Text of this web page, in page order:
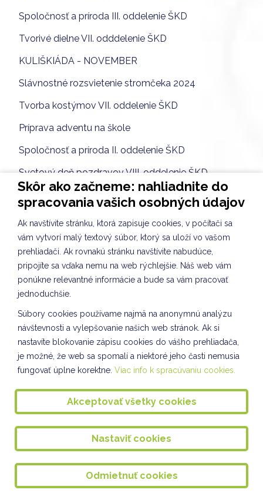
Spoločnosť a príroda III. oddelenie ŠKD
Tvorivé dielne VII. odddelenie ŠKD
KULIŠKIÁDA - NOVEMBER
Slávnostné rozsvietenie stromčeka 2024
Tvorba kostýmov VII. oddelenie ŠKD
Príprava adventu na škole
Spoločnosť a príroda II. oddelenie ŠKD
Svetový deň pozdravov VIII. oddelenie ŠKD
Vianočné tvorenie VII. oddelenie ŠKD
Kuliškáčik číta deťom I. oddelenie ŠKD
Kuliškáčik číta deťom II. oddelenie ŠKD
Kuliškáčik číta deťom IV. oddelenie a III. oddelenie ŠKD
Knižničné pexeso - V. a VII. oddelenie ŠKD
Vianočné pozdravy VIII. oddelenie ŠKD
Vianočné ozdoby VIII. oddelenie ŠKD
Spoločnosť a príroda IV. oddelenie ŠKD
Spoločnosť a príroda VII. oddelenie ŠKD
SLÁVNOSŤ SVETIELOK
Ponožkový október
Vesmír očami detí IV. A
Vianočné pozdravy VII. oddelenie ŠKD
Skôr ako začneme: nahliadnite do
spracovania vašich osobných údajov
Ak navštívite stránku, ktorá zapisuje cookies, v počítači sa
vám vytvorí malý textový súbor, ktorý sa uloží vo vašom
prehliadači. Ak rovnakú stránku navštívite nabudúce,
pripojíte sa vďaka nemu na web rýchlejšie. Náš web vám
ponúkne relevantné informácie a bude sa vám pracovať
jednoduchšie.
Súbory cookies používame najmä na anonymnú analýzu
návštevnosti a vylepšovanie našich web stránok. Ak si
nastavíte blokovanie zápisu cookies do vášho prehliadača,
je možné, že web sa spomalí a niektoré jeho časti nemusia
fungovať úplne korektne. Viac info k spracúvaniu cookies.
Akceptovať všetky cookies
Nastaviť cookies
Odmietnuť cookies